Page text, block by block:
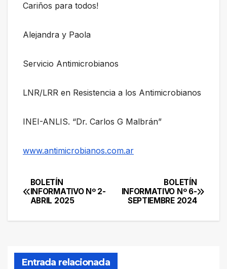
Cariños para todos!
Alejandra y Paola
Servicio Antimicrobianos
LNR/LRR en Resistencia a los Antimicrobianos
INEI-ANLIS. “Dr. Carlos G Malbrán”
www.antimicrobianos.com.ar
Navegación
de
BOLETÍN
INFORMATIVO Nº 6-
SEPTIEMBRE 2024
BOLETÍN
INFORMATIVO Nº 2-
ABRIL 2025
Entrada relacionada